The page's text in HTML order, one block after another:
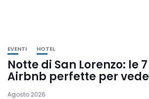
EVENTI HOTEL
Notte di San Lorenzo: le
Airbnb perfette per
Agosto 2026